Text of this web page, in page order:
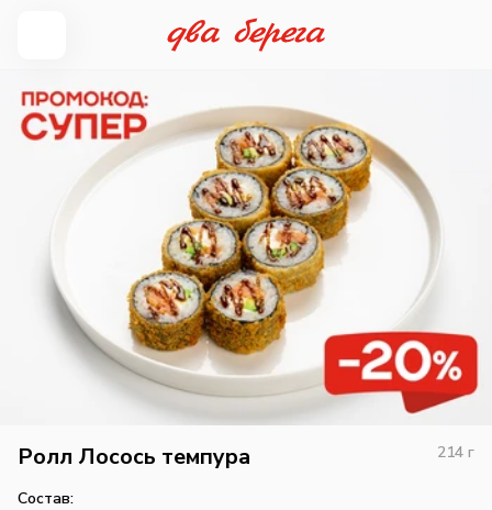
Ролл Лосось темпура 214 г
Состав: